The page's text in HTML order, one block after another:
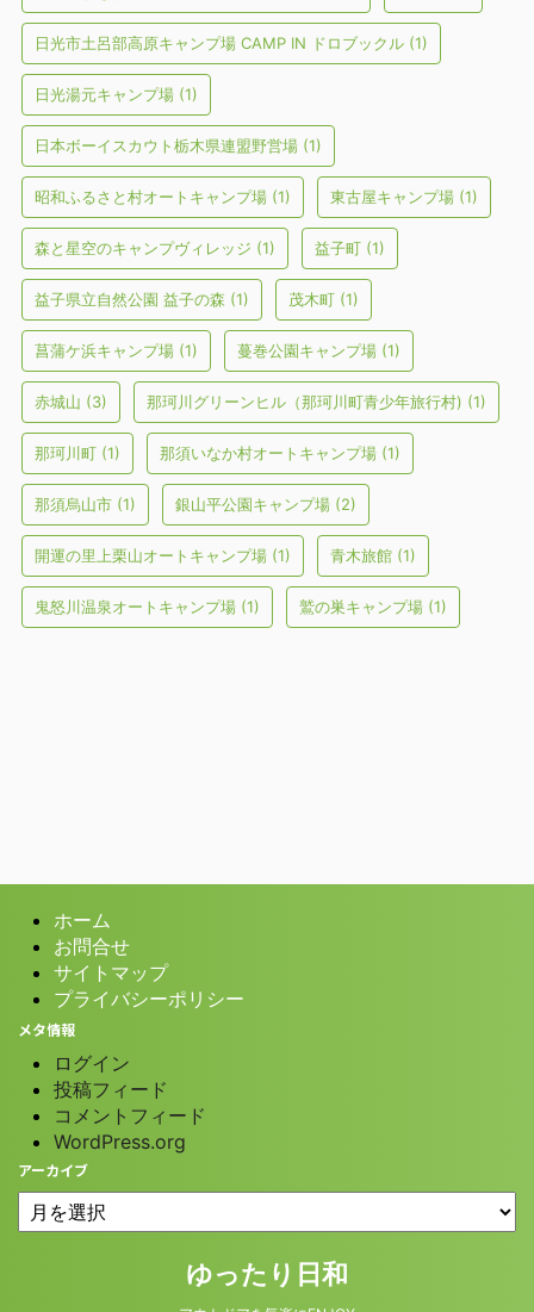
日光市土呂部高原キャンプ場 CAMP IN ドロブックル (1)
日光湯元キャンプ場 (1)
日本ボーイスカウト栃木県連盟野営場 (1)
昭和ふるさと村オートキャンプ場 (1) 東古屋キャンプ場 (1)
森と星空のキャンプヴィレッジ (1) 益子町 (1)
益子県立自然公園 益子の森 (1) 茂木町 (1)
菖蒲ケ浜キャンプ場 (1) 蔓巻公園キャンプ場 (1)
赤城山 (3) 那珂川グリーンヒル（那珂川町青少年旅行村) (1)
那珂川町 (1) 那須いなか村オートキャンプ場 (1)
那須烏山市 (1) 銀山平公園キャンプ場 (2)
開運の里上栗山オートキャンプ場 (1) 青木旅館 (1)
鬼怒川温泉オートキャンプ場 (1) 鷲の巣キャンプ場 (1)
ホーム
お問合せ
サイトマップ
プライバシーポリシー
メタ情報
ログイン
投稿フィード
コメントフィード
WordPress.org
アーカイブ
ゆったり日和
© 2026 ゆったり日和